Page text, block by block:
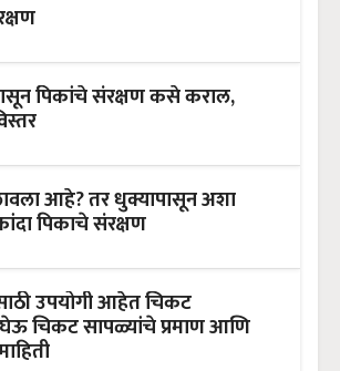
पिकांचे संरक्षण कसे कराल,
आहे? तर धुक्यापासून अशा
पिकाचे संरक्षण
उपयोगी आहेत चिकट
चिकट सापळ्यांचे प्रमाण आणि